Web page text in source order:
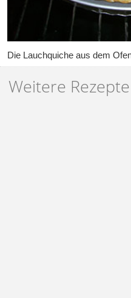
Die Lauchquiche aus dem
Weitere Rezepte